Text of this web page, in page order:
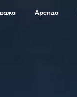
Аренда